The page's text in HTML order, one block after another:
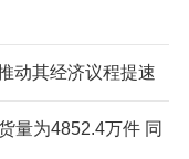
动其经济议程提速
量为4852.4万件 同